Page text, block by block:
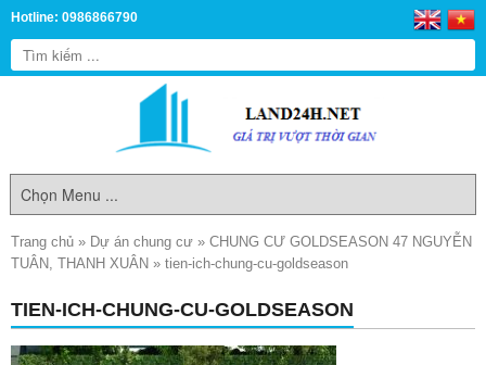
Hotline: 0986866790
Trang chủ » Dự án chung cư » CHUNG CƯ GOLDSEASON 47 NGUYỄN
TUÂN, THANH XUÂN » tien-ich-chung-cu-goldseason
TIEN-ICH-CHUNG-CU-GOLDSEASON